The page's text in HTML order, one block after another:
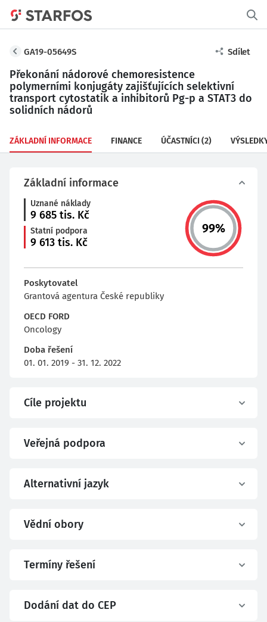
GA19-05649S Sdílet
Překonání nádorové chemoresistence
polymerními konjugáty zajišťujících selektivní
transport cytostatik a inhibitorů Pg-p a STAT3 do
solidních nádorů
ZÁKLADNÍ INFORMACE FINANCE ÚČASTNÍCI (2)
Základní informace
Uznané náklady
9 685 tis. Kč
Statní podpora
9 613 tis. Kč
99%
Poskytovatel
Grantová agentura České republiky
OECD FORD
Oncology
Doba řešení
01. 01. 2019 - 31. 12. 2022
Cíle projektu
Veřejná podpora
Alternativní jazyk
Vědní obory
Termíny řešení
Dodání dat do CEP